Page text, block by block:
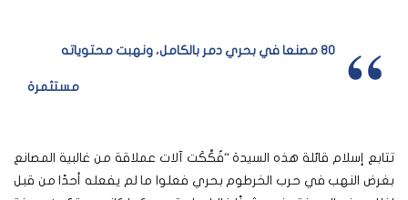
80 مصنعا في بحري دمر بالكامل، ونهبت محتوياته
مستثمرة
تتابع إسلام قائلة هذه السيدة “فُكِّكَت آلات عملاقة من غالبية المصانع
بغرض النهب في حرب الخرطوم بحري فعلوا ما لم يفعله أحدًا من قبل